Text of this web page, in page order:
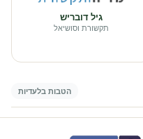
גיל דובריש
תקשורת וסושיאל
הטבות בלעדיות